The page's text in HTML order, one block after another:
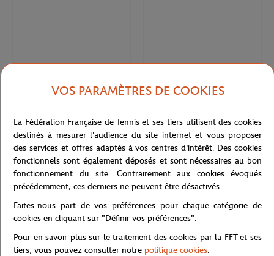
Casquette Logo Roland-Garros -
Terre battue
Casquette Logo Roland-Garros -
Blanc
VOS PARAMÈTRES DE COOKIES
La Fédération Française de Tennis et ses tiers utilisent des cookies
destinés à mesurer l'audience du site internet et vous proposer
des services et offres adaptés à vos centres d'intérêt. Des cookies
fonctionnels sont également déposés et sont nécessaires au bon
fonctionnement du site. Contrairement aux cookies évoqués
précédemment, ces derniers ne peuvent être désactivés.
Faites-nous part de vos préférences pour chaque catégorie de
cookies en cliquant sur "Définir vos préférences".
Pour en savoir plus sur le traitement des cookies par la FFT et ses
tiers, vous pouvez consulter notre politique cookies.